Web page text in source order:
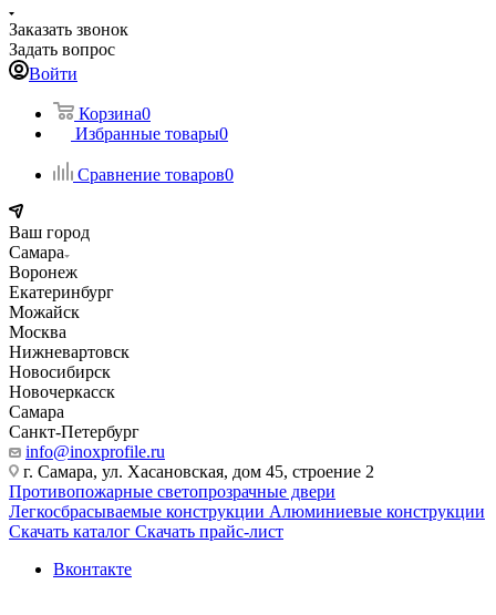
Заказать звонок
Задать вопрос
Войти
Корзина0
Избранные товары0
Сравнение товаров0
Ваш город
Самара
Воронеж
Екатеринбург
Можайск
Москва
Нижневартовск
Новосибирск
Новочеркасск
Самара
Санкт-Петербург
info@inoxprofile.ru
г. Самара, ул. Хасановская, дом 45, строение 2
Противопожарные светопрозрачные двери
Легкосбрасываемые конструкции Алюминиевые конструкции
Скачать каталог Скачать прайс-лист
Вконтакте